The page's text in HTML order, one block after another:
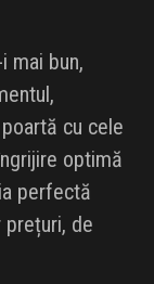
mai bun,
cu cele
optimă
perfectă
de